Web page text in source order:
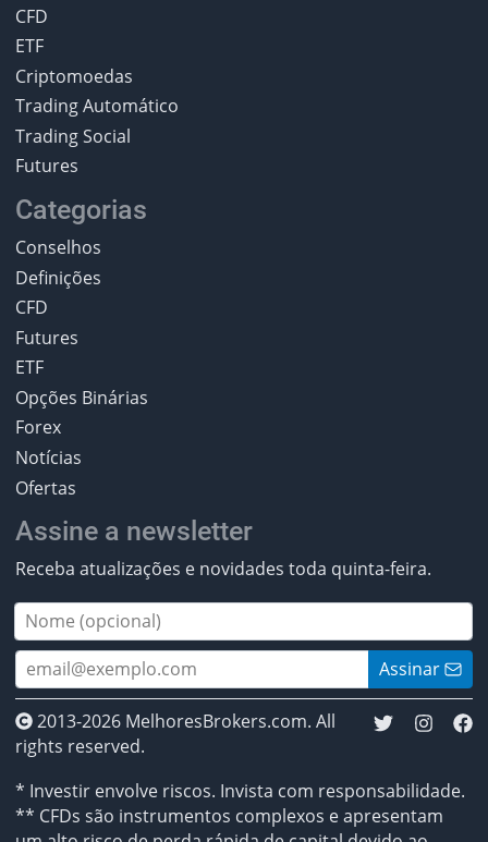
CFD
ETF
Criptomoedas
Trading Automático
Trading Social
Futures
Categorias
Conselhos
Definições
CFD
Futures
ETF
Opções Binárias
Forex
Notícias
Ofertas
Assine a newsletter
Receba atualizações e novidades toda quinta-feira.
Assinar
2013-2026 MelhoresBrokers.com. All
rights reserved.
* Investir envolve riscos. Invista com responsabilidade.
** CFDs são instrumentos complexos e apresentam